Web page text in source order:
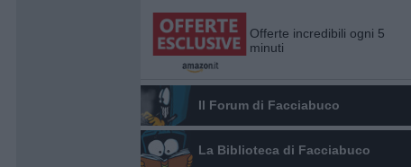
Offerte incredibili ogni 5
minuti
Il Forum di Facciabuco
La Biblioteca di Facciabuco